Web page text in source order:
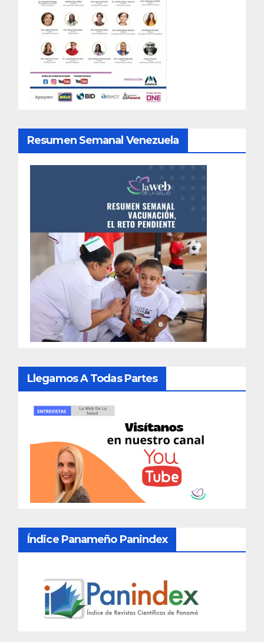
Resumen Semanal Venezuela
Llegamos A Todas Partes
Índice Panameño Panindex